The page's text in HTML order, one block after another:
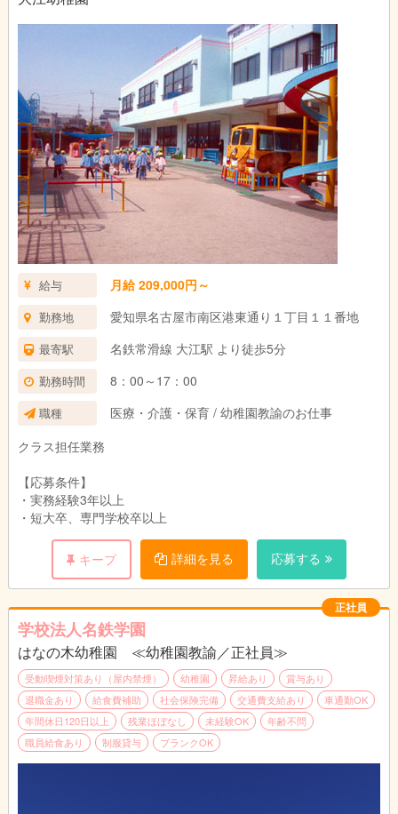
給与 月給 209,000円～
勤務地 愛知県名古屋市南区港東通り１丁目１１番地
最寄駅 名鉄常滑線 大江駅 より徒歩5分
勤務時間 8：00～17：00
職種
医療・介護・保育 / 幼稚園教諭のお仕事
クラス担任業務
【応募条件】
・実務経験3年以上
・短大卒、専門学校卒以上
キープ 詳細を見る 応募する
正社員
学校法人名鉄学園
はなの木幼稚園 ≪幼稚園教諭／正社員≫
受動喫煙対策あり（屋内禁煙） 幼稚園 昇給あり
賞与あり
退職金あり
給食費補助 社会保険完備 交通費支給あり
車通勤OK
年間休日120日以上
残業ほぼなし 未経験OK
年齢不問
職員給食あり
制服貸与 ブランクOK